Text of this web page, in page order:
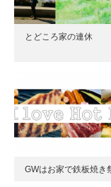
とどころ家の連休
GWはお家で鉄板焼き